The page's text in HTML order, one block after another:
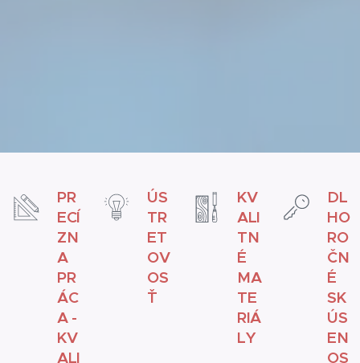
PR
ECÍ
ZN
A
PR
ÁC
A -
KV
ALI
ÚS
TR
ET
OV
OS
Ť
KV
ALI
TN
É
MA
TE
RIÁ
LY
DL
HO
RO
ČN
É
SK
ÚS
EN
OS